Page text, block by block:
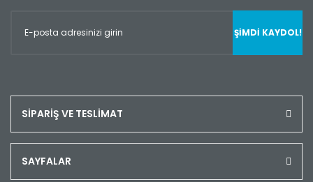
ŞİMDİ KAYDOL!
SİPARİŞ VE TESLİMAT
SAYFALAR